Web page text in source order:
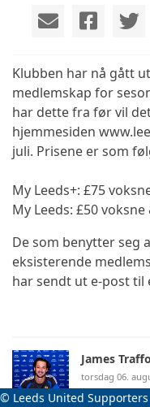
Klubben har nå gått
medlemskap for
har dette fra før vil
hjemmesiden
juli. Prisene er som
My Leeds+: £75
My Leeds: £50
De som benytter seg
eksisterende
har sendt ut e-post til
James
torsdag 06.
© Leeds United